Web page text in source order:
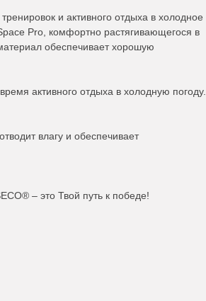
и активного отдыха в холодное
Pro, комфортно растягивающегося в
обеспечивает хорошую
активного отдыха в холодную погоду.
влагу и обеспечивает
– это Твой путь к победе!